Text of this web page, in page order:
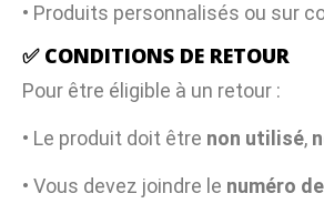
• Produits personnalisés ou sur
✅ CONDITIONS DE RETOUR
Pour être éligible à un retour :
• Le produit doit être non utilisé,
• Vous devez joindre le numéro